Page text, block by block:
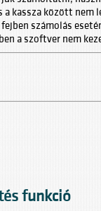
a kassza között nem
számolás
a szoftver nem
funkció